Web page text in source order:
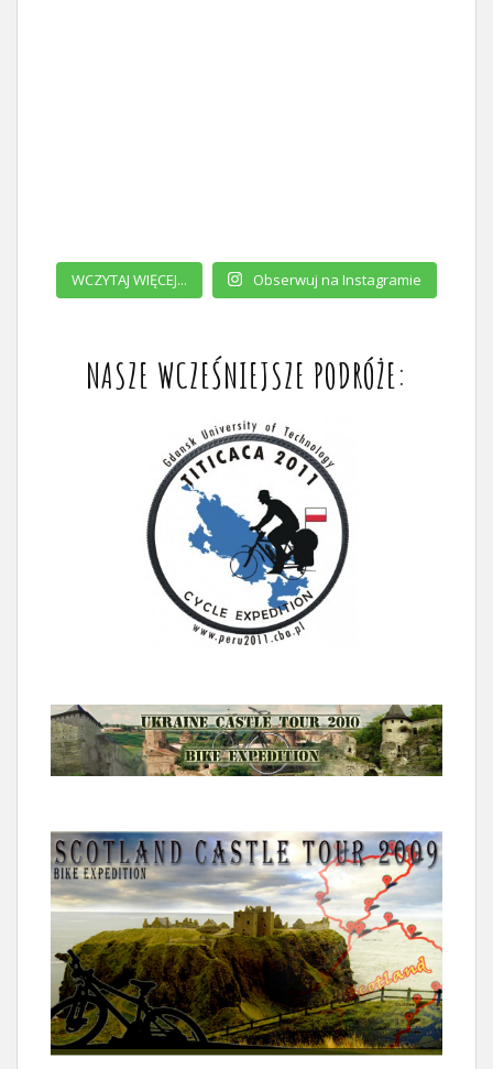
WCZYTAJ WIĘCEJ... Obserwuj na Instagramie
NASZE WCZEŚNIEJSZE PODRÓŻE: